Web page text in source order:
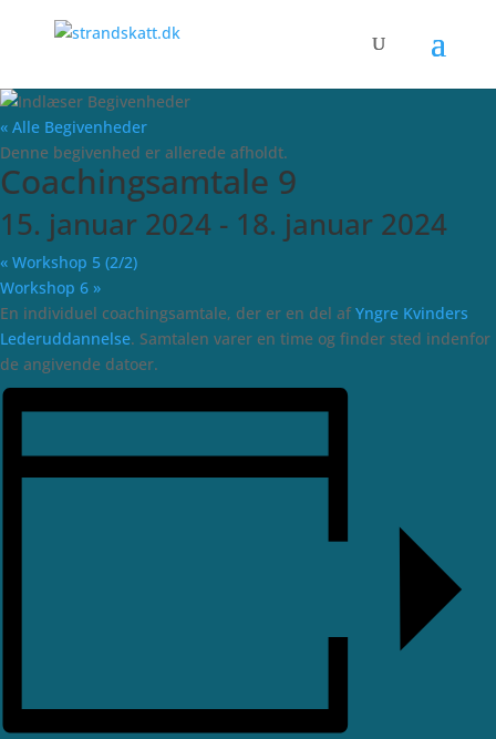
« Alle Begivenheder
Denne begivenhed er allerede afholdt.
Coaching­samtale 9
15. januar 2024 - 18. januar 2024
« Workshop 5 (2/2)
Workshop 6 »
En individuel coachingsamtale, der er en del afYngre Kvinders
Lederuddannelse. Samtalen varer en time og finder sted indenfor
de angivende datoer.